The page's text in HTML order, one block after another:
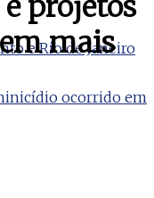
projetos
mais